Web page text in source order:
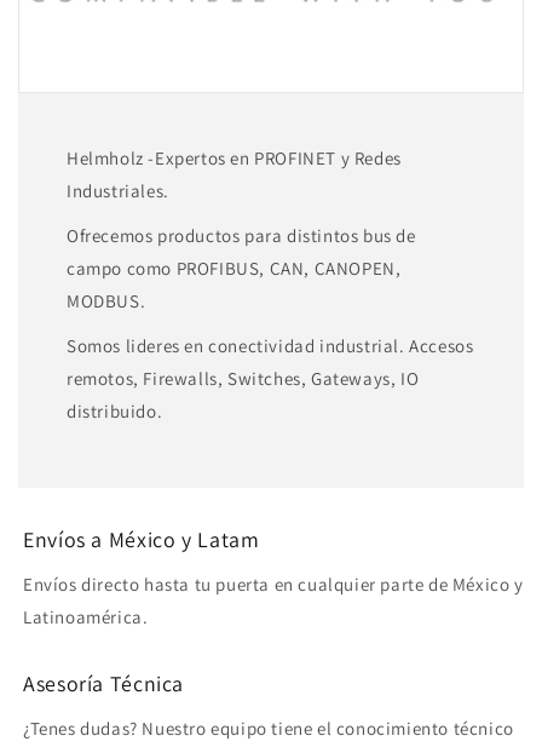
Helmholz -Expertos en PROFINET y Redes
Industriales.
Ofrecemos productos para distintos bus de
campo como PROFIBUS, CAN, CANOPEN,
MODBUS.
Somos lideres en conectividad industrial. Accesos
remotos, Firewalls, Switches, Gateways, IO
distribuido.
Envíos a México y Latam
Envíos directo hasta tu puerta en cualquier parte de México y
Latinoamérica.
Asesoría Técnica
¿Tenes dudas? Nuestro equipo tiene el conocimiento técnico